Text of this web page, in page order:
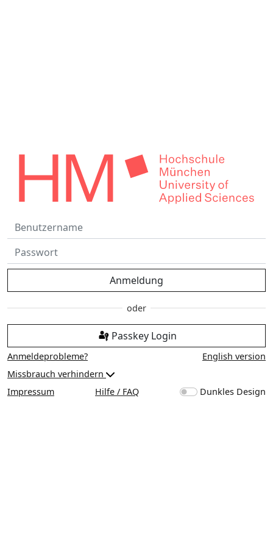
Anmeldung
Passkey Login
Anmeldeprobleme?
English version
Missbrauch verhindern
Impressum
Hilfe / FAQ Dunkles Design